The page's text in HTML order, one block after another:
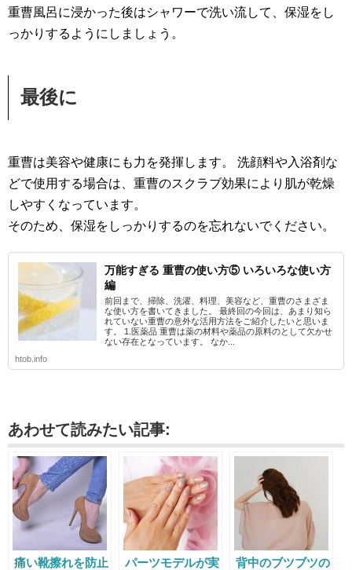
重曹風呂に浸かった後はシャワーで洗い流して、保湿をし
っかりするようにしましょう。
最後に
重曹は美容や健康にも力を発揮します。 洗顔料や入浴剤な
どで使用する場合は、重曹のスクラブ効果により肌が乾燥
しやすくなっています。
そのため、保湿をしっかりするのを忘れないでください。
万能すぎる 重曹の使い方⑤ いろいろな使い方
編
前回まで、掃除、洗濯、料理、美容など、重曹のさまざま
な使い方を書いてきました。 最終回の今回は、あまり知ら
れていない重曹の意外な活用方法をご紹介したいと思いま
す。 1.医薬品 重曹は薬の材料や薬品の原料のとして欠かせ
ない存在となっています。 なか...
htob.info
あわせて読みたい記事:
痛い靴擦れを防止
パーツモデルが実
背中のブツブツの